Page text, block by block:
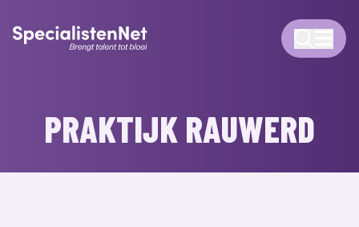
PRAKTIJK RAUWERD